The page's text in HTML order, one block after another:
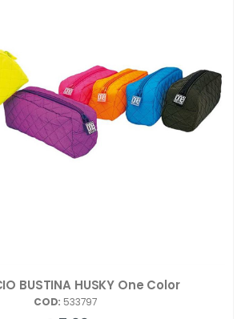
BUSTINA HUSKY One Color
COD: 533797